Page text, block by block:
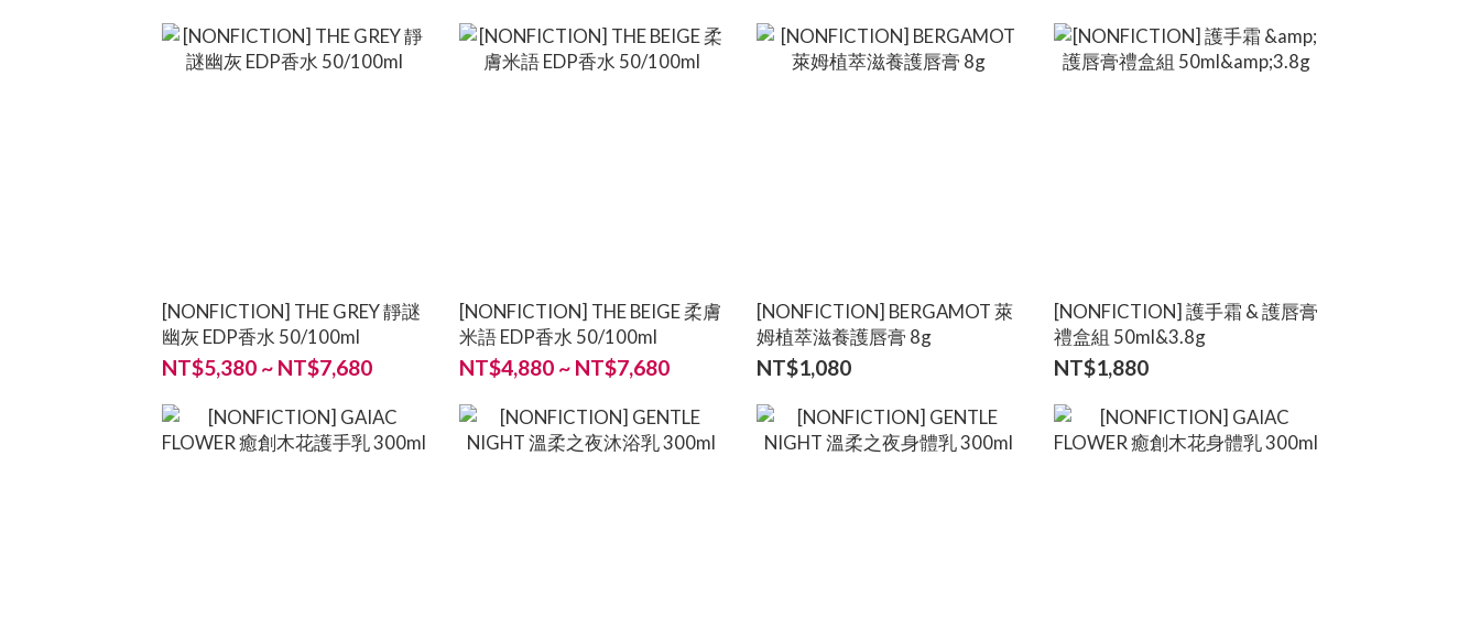
[NONFICTION] THE GREY 靜謎
幽灰 EDP香水 50/100ml
NT$5,380 ~ NT$7,680
[NONFICTION] THE BEIGE 柔膚
米語 EDP香水 50/100ml
NT$4,880 ~ NT$7,680
[NONFICTION] BERGAMOT 萊
姆植萃滋養護唇膏 8g
NT$1,080
[NONFICTION] 護手霜 & 護唇膏
禮盒組 50ml&3.8g
NT$1,880